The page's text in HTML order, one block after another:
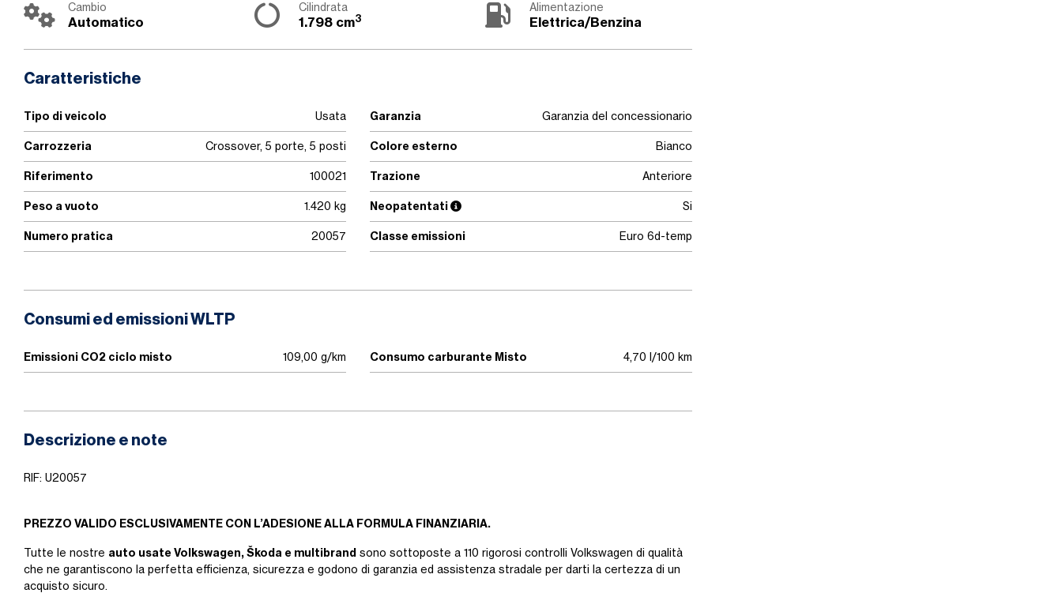
Cambio
Automatico
Cilindrata
1.798 cm3
Alimentazione
Elettrica/Benzina
Caratteristiche
Tipo di veicolo Usata Garanzia Garanzia del concessionario
Carrozzeria Crossover, 5 porte, 5 posti Colore esterno Bianco
Riferimento 100021 Trazione Anteriore
Peso a vuoto 1.420 kg Neopatentati Si
Numero pratica 20057 Classe emissioni Euro 6d-temp
Consumi ed emissioni WLTP
Emissioni CO2 ciclo misto 109,00 g/km Consumo carburante Misto 4,70 l/100 km
Descrizione e note
RIF: U20057
PREZZO VALIDO ESCLUSIVAMENTE CON L’ADESIONE ALLA FORMULA FINANZIARIA.
Tutte le nostre auto usate Volkswagen, Škoda e multibrand sono sottoposte a 110 rigorosi controlli Volkswagen di qualità
che ne garantiscono la perfetta efficienza, sicurezza e godono di garanzia ed assistenza stradale per darti la certezza di un
acquisto sicuro.